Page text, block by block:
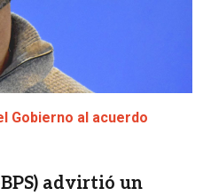
Gobierno al acuerdo
advirtió un